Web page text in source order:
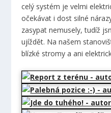
celý systém je velmi
očekávat i dost silné
zasypat nemusely, tudíž
ujíždět. Na našem
blízké stromy a ani